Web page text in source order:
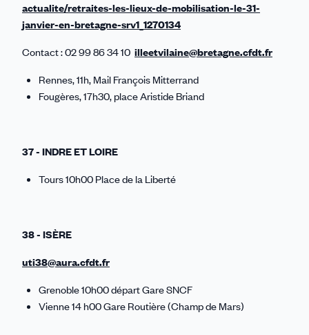
actualite/retraites-les-lieux-de-mobilisation-le-31-
janvier-en-bretagne-srv1_1270134
Contact : 02 99 86 34 10 illeetvilaine@bretagne.cfdt.fr
Rennes, 11h, Mail François Mitterrand
Fougères, 17h30, place Aristide Briand
37 - INDRE ET LOIRE
Tours 10h00 Place de la Liberté
38 - ISÈRE
uti38@aura.cfdt.fr
Grenoble 10h00 départ Gare SNCF
Vienne 14 h00 Gare Routière (Champ de Mars)